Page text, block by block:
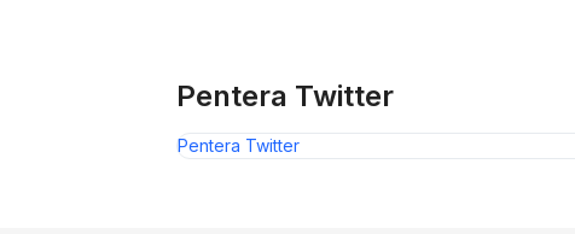
Pentera Twitter
Pentera Twitter